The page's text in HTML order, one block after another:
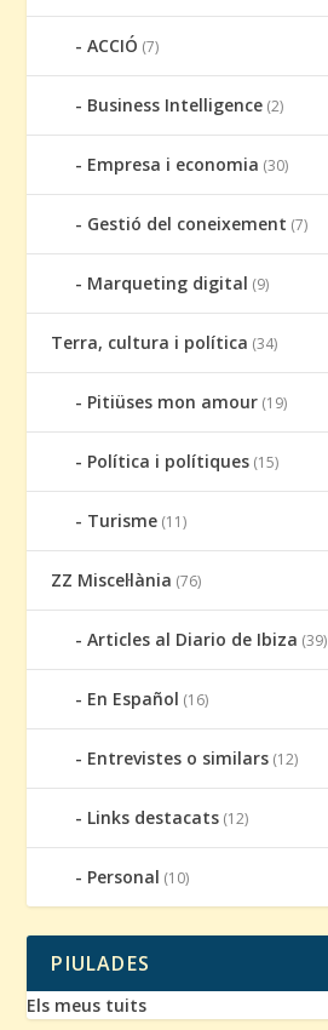
ACCIÓ (7)
Business Intelligence (2)
Empresa i economia (30)
Gestió del coneixement (7)
Marqueting digital (9)
Terra, cultura i política (34)
Pitiüses mon amour (19)
Política i polítiques (15)
Turisme (11)
ZZ Miscel·lània (76)
Articles al Diario de Ibiza (39)
En Español (16)
Entrevistes o similars (12)
Links destacats (12)
Personal (10)
PIULADES
Els meus tuits